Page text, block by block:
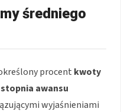
średniego
procent kwoty
stopnia awansu
wyjaśnieniami